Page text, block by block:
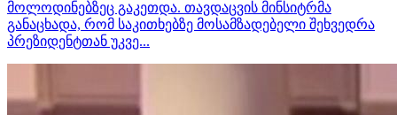
მოლოდინებზეც გაკეთდა. თავდაცვის მინსიტრმა
განაცხადა, რომ საკითხებზე მოსამზადებელი შეხვედრა
პრეზიდენტთან უკვე...